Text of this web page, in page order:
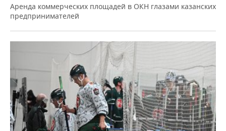
Аренда коммерческих площадей в ОКН глазами казанских
предпринимателей